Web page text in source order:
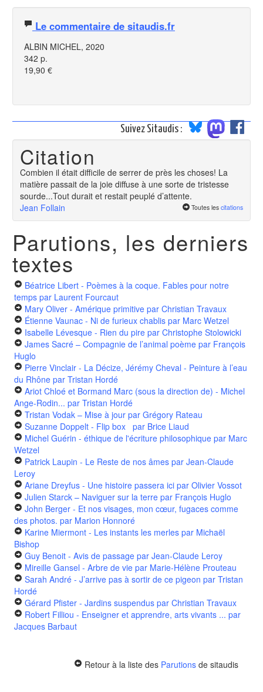
Le commentaire de sitaudis.fr
ALBIN MICHEL, 2020
342 p.
19,90 €
Suivez Sitaudis :
Citation
Combien il était difficile de serrer de près les choses! La
matière passait de la joie diffuse à une sorte de tristesse
sourde...Tout durait et restait peuplé d’attente.
Jean Follain
Toutes les citations
Parutions, les derniers
textes
Béatrice Libert - Poèmes à la coque. Fables pour notre
temps par Laurent Fourcaut
Mary Oliver - Amérique primitive par Christian Travaux
Étienne Vaunac - Ni de furieux chablis par Marc Wetzel
Isabelle Lévesque - Rien du pire par Christophe Stolowicki
James Sacré – Compagnie de l’animal poème par François
Huglo
Pierre Vinclair - La Décize, Jérémy Cheval - Peinture à l’eau
du Rhône par Tristan Hordé
Ariot Chloé et Bormand Marc (sous la direction de) - Michel
Ange-Rodin... par Tristan Hordé
Tristan Vodak – Mise à jour par Grégory Rateau
Suzanne Doppelt - Flip box par Brice Liaud
Michel Guérin - éthique de l'écriture philosophique par Marc
Wetzel
Patrick Laupin - Le Reste de nos âmes par Jean-Claude
Leroy
Ariane Dreyfus - Une histoire passera ici par Olivier Vossot
Julien Starck – Naviguer sur la terre par François Huglo
John Berger - Et nos visages, mon cœur, fugaces comme
des photos. par Marion Honnoré
Karine Miermont - Les instants les merles par Michaël
Bishop
Guy Benoit - Avis de passage par Jean-Claude Leroy
Mireille Gansel - Arbre de vie par Marie-Hélène Prouteau
Sarah André - J’arrive pas à sortir de ce pigeon par Tristan
Hordé
Gérard Pfister - Jardins suspendus par Christian Travaux
Robert Filliou - Enseigner et apprendre, arts vivants ... par
Jacques Barbaut
Retour à la liste des Parutions de sitaudis